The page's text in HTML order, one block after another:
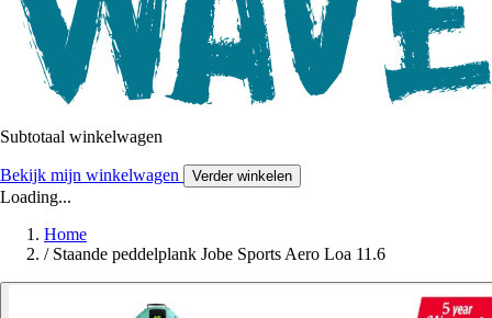
Subtotaal winkelwagen
Bekijk mijn winkelwagen Verder winkelen
Loading...
Home
/ Staande peddelplank Jobe Sports Aero Loa 11.6